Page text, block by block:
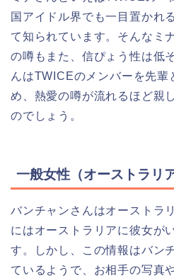
国アイドル界でも一目置かれ
て知られています。そんなミ
の噂もまた、信ぴょう性は低
んはTWICEのメンバーを先輩
め、熱愛の噂が流れるほど親
のでしょう。
一般女性（オーストラリ
バンチャンさんはオーストラ
にはオーストラリアに彼女が
す。しかし、この情報はバン
ているようで、お相手の写真